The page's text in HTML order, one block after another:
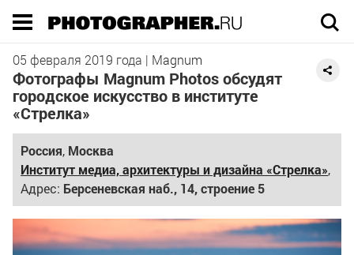
05 февраля 2019 года | Magnum
Фотографы Magnum Photos обсудят
городское искусство в институте
«Стрелка»
Россия, Москва
Институт медиа, архитектуры и дизайна «Стрелка»,
Адрес: Берсеневская наб., 14, строение 5